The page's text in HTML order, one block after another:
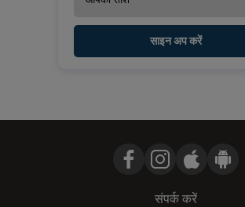
साइन अप करें
संपर्क करें